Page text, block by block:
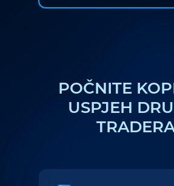
POČNITE
USPJEH